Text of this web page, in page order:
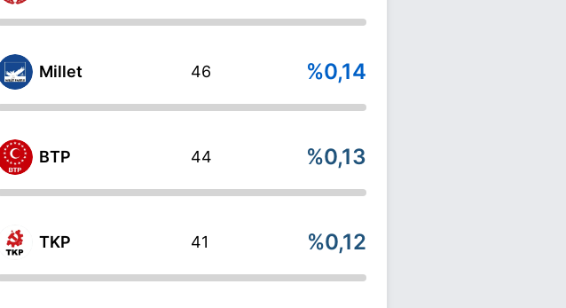
Millet 46 %0,14
BTP 44 %0,13
TKP 41 %0,12